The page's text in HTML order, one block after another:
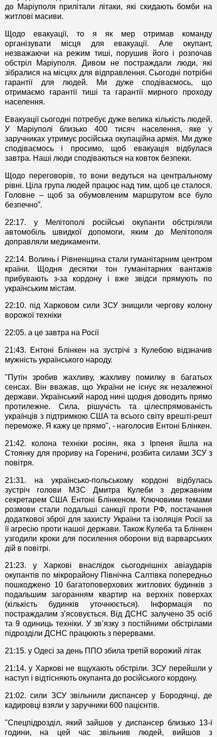
до Маріуполя прилітали літаки, які скидають бомби на
житлові масиви.
Щодо евакуації, то я як мер отримав команду
організувати місця для евакуації. Але окупант,
незважаючи на режим тиші, порушив його і розпочав
обстріл Маріуполя. Дивом не постраждали люди, які
зібралися на місцях для відправлення. Сьогодні потрібні
гарантії для людей. Ми дуже сподіваємось, що
отримаємо гарантії тиші та гарантії мирного проходу
населення.
Евакуації сьогодні потребує дуже велика кількість людей.
У Маріуполі близько 400 тисяч населення, яке у
заручниках утримує російська окупаційна армія. Ми дуже
сподіваємось і просимо, щоб евакуація відбулася
завтра. Наші люди сподіваються на ковток безпеки.
Щодо переговорів, то вони ведуться на центральному
рівні. Ціла група людей працює над тим, щоб це сталося.
Головне – щоб за обумовленим маршрутом все було
безпечно”.
22:17. у Мелітополі російські окупанти обстріляли
автомобіль швидкої допомоги, яким до Мелітополя
доправляли медикаменти.
22:14. Волинь і Рівненщина стали гуманітарним центром
країни. Щодня десятки тон гуманітарних вантажів
прибувають з-за кордону і вже звідси прямують по
українським містам.
22:10. під Харковом сили ЗСУ знищили чергову колону
ворожої техніки
22:05. а це завтра на Росії
21:43. Ентоні Блінкен на зустрічі з Кулебою відзначив
мужність українського народу.
"Путін зробив жахливу, жахливу помилку в багатьох
сенсах. Він вважав, що України не існує як незалежної
держави. Український народ нині щодня доводить прямо
протилежне. Сила, рішучість та цілеспрямованість
українців з підтримкою США та всього світу врешті-решт
переможе. Я кажу це прямо", - наголосив Ентоні Блінкен.
21:42. колона техніки росіян, яка з Ірпеня йшла на
Стоянку для прориву на Гореничі, розбита силами ЗСУ з
повітря.
21:31. на українсько-польському кордоні відбулась
зустріч голови МЗС Дмитра Кулеби з державним
секретарем США Ентоні Блінкеном. Ключовими темами
розмови стали подальші санкції проти РФ, постачання
додаткової зброї для захисту України та ізоляція Росії за
її агресію проти нашої держави. Також Кулеба та Блінкен
узгодили кроки для посилення оборони від варварських
дій в повітрі.
21:23. у Харкові внаслідок сьогоднішніх авіаударів
окупантів по мікрорайону Північна Салтівка попередньо
пошкоджено 10 багатоповерхових житлових будинків з
подальшим загоранням квартир на верхніх поверхах
(кількість будинків уточнюється). Інформація по
постраждалим з’ясовується. Від ДСНС залучено 35 осіб
та 9 одиниць техніки. У зв’язку з постійними обстрілами
підрозділи ДСНС працюють з перервами.
21:15. у Одесі за день ППО збила третій ворожий літак
21:14. у Харкові не вщухають обстріли. ЗСУ перейшли у
наступ і відтісняють окупанта до російського кордону.
21:02. сили ЗСУ звільнили диспансер у Бородянці, де
кадировці взяли у заручники 600 пацієнтів.
"Спецпідрозділ, який зайшов у диспансер близько 13-ї
години, на цей час звільнив людей, вийшов з